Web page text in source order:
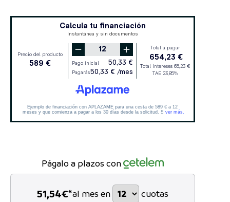
Págalo a plazos con
51,54€*al mes en cuotas